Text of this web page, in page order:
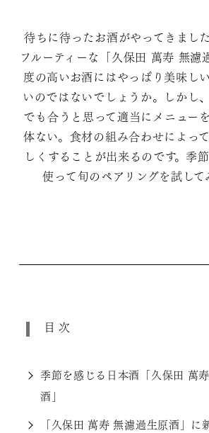
待ちに待ったお酒がやってきまし
フルーティーな「久保田 萬寿 無濾
度の高いお酒にはやっぱり美味し
いのではないでしょうか。しかし
でも合うと思って適当にメニュー
体ない。食材の組み合わせによっ
しくすることが出来るのです。季
使って旬のペアリングを試して
目次
季節を感じる日本酒「久保田 萬
酒」
「久保田 萬寿 無濾過生原酒」に